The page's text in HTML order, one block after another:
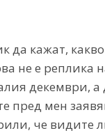
да кажат,
не е реплика
декември,
пред мен
че видите